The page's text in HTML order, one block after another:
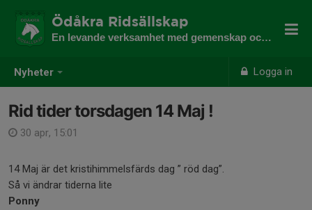
Nyheter Logga in
Ödåkra Ridsällskap
En levande verksamhet med gemenskap och utveckling
Rid tider torsdagen 14 Maj !
30 apr, 15:01
14 Maj är det kristihimmelsfärds dag ” röd dag”.
Så vi ändrar tiderna lite
Ponny